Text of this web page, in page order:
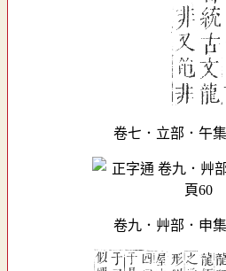
卷七．立部．午
卷九．艸部．申